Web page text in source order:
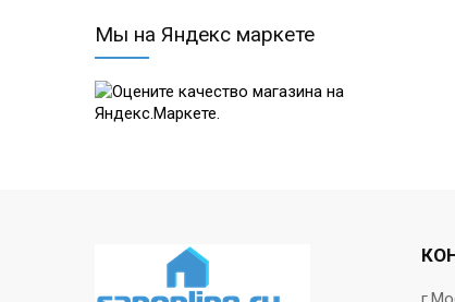
Мы на Яндекс маркете